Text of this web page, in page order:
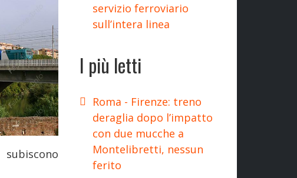
subiscono
servizio ferroviario
sull’intera linea
I più letti
Roma - Firenze: treno
deraglia dopo l’impatto
con due mucche a
Montelibretti, nessun
ferito